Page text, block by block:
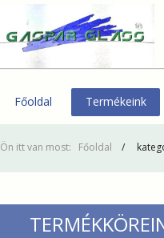
Főoldal Termékeink
Ön itt van most: Főoldal